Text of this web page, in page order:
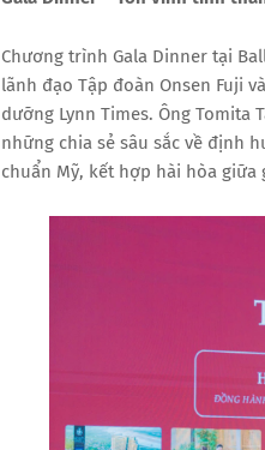
Chương trình Gala Dinner tại
lãnh đạo Tập đoàn Onsen Fuji
dưỡng Lynn Times. Ông Tomita
những chia sẻ sâu sắc về định
chuẩn Mỹ, kết hợp hài hòa